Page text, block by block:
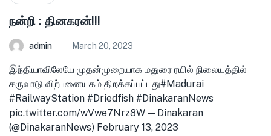
நன்றி : தினகரன்!!!
admin March 20, 2023
இந்தியாவிலேயே முதன்முறையாக மதுரை ரயில் நிலையத்தில்
கருவாடு விற்பனையகம் திறக்கப்பட்டது#Madurai
#RailwayStation #Driedfish #DinakaranNews
pic.twitter.com/wVwe7Nrz8W — Dinakaran
(@DinakaranNews) February 13, 2023